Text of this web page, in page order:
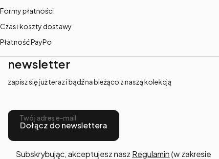
Formy płatności
Czas i koszty dostawy
Płatność PayPo
newsletter
zapisz się już teraz i bądź na bieżąco z naszą kolekcją
Twój adres e-mail
Dołącz do newslettera
Subskrybując, akceptujesz nasz Regulamin(w zakresie